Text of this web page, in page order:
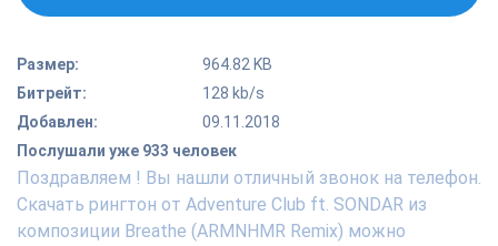
Размер:
964.82 KB
Битрейт:
128 kb/s
Добавлен:
09.11.2018
Послушали уже 933 человек
Поздравляем ! Вы нашли отличный звонок на телефон.
Скачать рингтон от Adventure Club ft. SONDAR из
композиции Breathe (ARMNHMR Remix) можно